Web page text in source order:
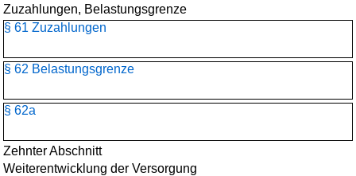
Zuzahlungen, Belastungsgrenze
§ 61 Zuzahlungen
§ 62 Belastungsgrenze
§ 62a
Zehnter Abschnitt
Weiterentwicklung der Versorgung